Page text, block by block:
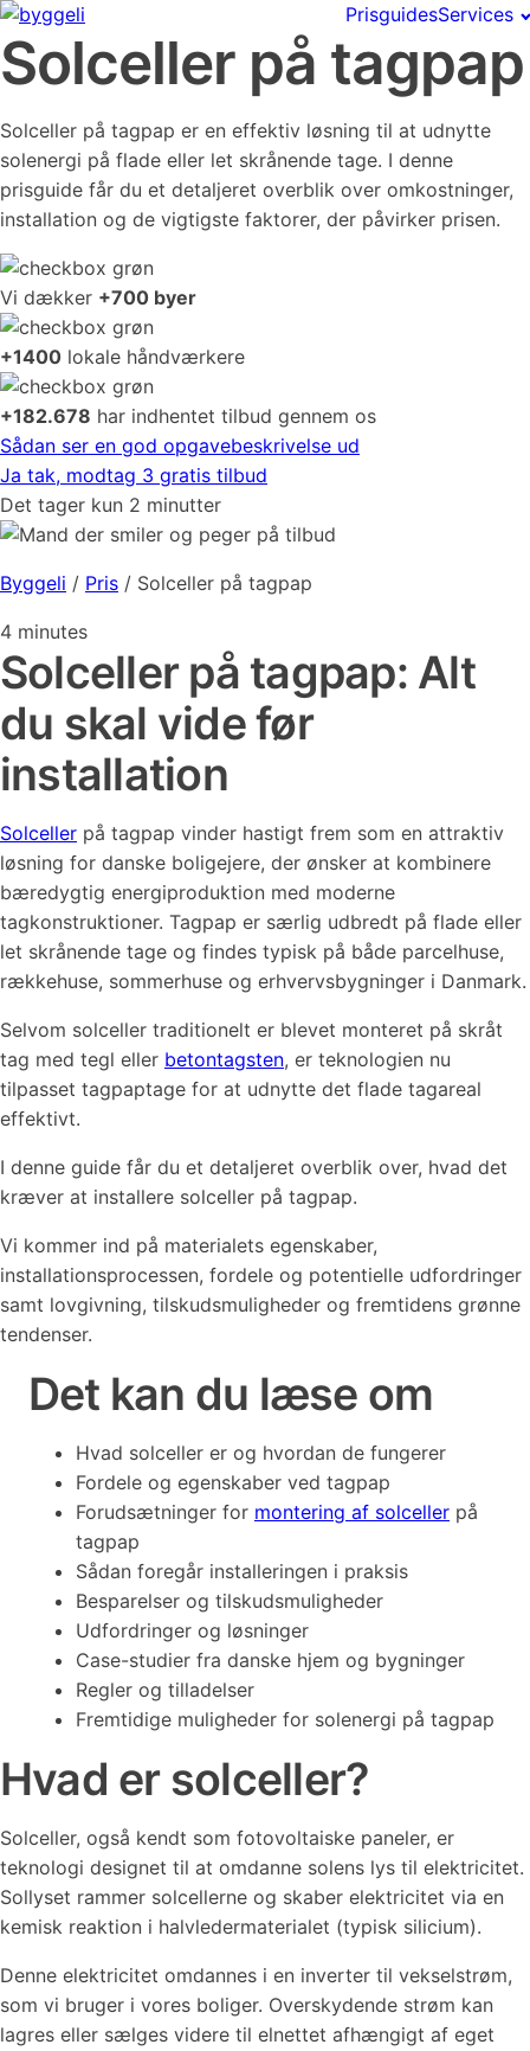
PrisguidesServices
Solceller på tagpap
Solceller på tagpap er en effektiv løsning til at udnytte
solenergi på flade eller let skrånende tage. I denne
prisguide får du et detaljeret overblik over omkostninger,
installation og de vigtigste faktorer, der påvirker prisen.
Vi dækker +700 byer
+1400 lokale håndværkere
+182.678 har indhentet tilbud gennem os
Sådan ser en god opgavebeskrivelse ud
Ja tak, modtag 3 gratis tilbud
Det tager kun 2 minutter
Byggeli / Pris / Solceller på tagpap
4 minutes
Solceller på tagpap: Alt
du skal vide før
installation
Solceller på tagpap vinder hastigt frem som en attraktiv
løsning for danske boligejere, der ønsker at kombinere
bæredygtig energiproduktion med moderne
tagkonstruktioner. Tagpap er særlig udbredt på flade eller
let skrånende tage og findes typisk på både parcelhuse,
rækkehuse, sommerhuse og erhvervsbygninger i Danmark.
Selvom solceller traditionelt er blevet monteret på skråt
tag med tegl eller betontagsten, er teknologien nu
tilpasset tagpaptage for at udnytte det flade tagareal
effektivt.
I denne guide får du et detaljeret overblik over, hvad det
kræver at installere solceller på tagpap.
Vi kommer ind på materialets egenskaber,
installationsprocessen, fordele og potentielle udfordringer
samt lovgivning, tilskudsmuligheder og fremtidens grønne
tendenser.
Det kan du læse om
Hvad solceller er og hvordan de fungerer
Fordele og egenskaber ved tagpap
Forudsætninger for montering af solceller på
tagpap
Sådan foregår installeringen i praksis
Besparelser og tilskudsmuligheder
Udfordringer og løsninger
Case-studier fra danske hjem og bygninger
Regler og tilladelser
Fremtidige muligheder for solenergi på tagpap
Hvad er solceller?
Solceller, også kendt som fotovoltaiske paneler, er
teknologi designet til at omdanne solens lys til elektricitet.
Sollyset rammer solcellerne og skaber elektricitet via en
kemisk reaktion i halvledermaterialet (typisk silicium).
Denne elektricitet omdannes i en inverter til vekselstrøm,
som vi bruger i vores boliger. Overskydende strøm kan
lagres eller sælges videre til elnettet afhængigt af eget